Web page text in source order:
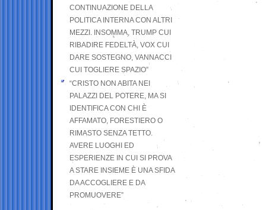
CONTINUAZIONE DELLA
POLITICA INTERNA CON ALTRI
MEZZI. INSOMMA, TRUMP CUI
RIBADIRE FEDELTÀ, VOX CUI
DARE SOSTEGNO, VANNACCI
CUI TOGLIERE SPAZIO”
“CRISTO NON ABITA NEI
PALAZZI DEL POTERE, MA SI
IDENTIFICA CON CHI È
AFFAMATO, FORESTIERO O
RIMASTO SENZA TETTO.
AVERE LUOGHI ED
ESPERIENZE IN CUI SI PROVA
A STARE INSIEME È UNA SFIDA
DA ACCOGLIERE E DA
PROMUOVERE”